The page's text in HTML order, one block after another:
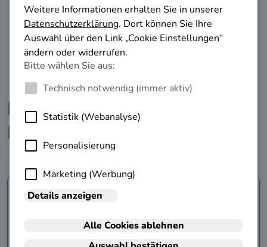
Ihre Beratungsangebote in
Baden-Württemberg